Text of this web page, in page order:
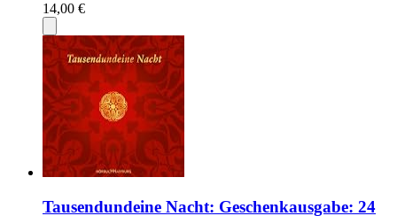
14,00 €
Tausendundeine Nacht: Geschenkausgabe: 24